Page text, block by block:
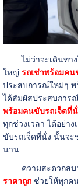
ไม่ว่าจะเดินทางไ
ใหญ่ รถเช่าพร้อมคน
ประสบการณ์ใหม่ๆ
ได้สัมผัสประสบการ
พร้อมคนขับรถเจ็ดที่
ทุกช่วงเวลา ได้อย่า
ขับรถเจ็ดที่นั่ง นั้นจะ
นาน
ความสะดวกสบ
ราคาถูกช่วยให้ทุกค